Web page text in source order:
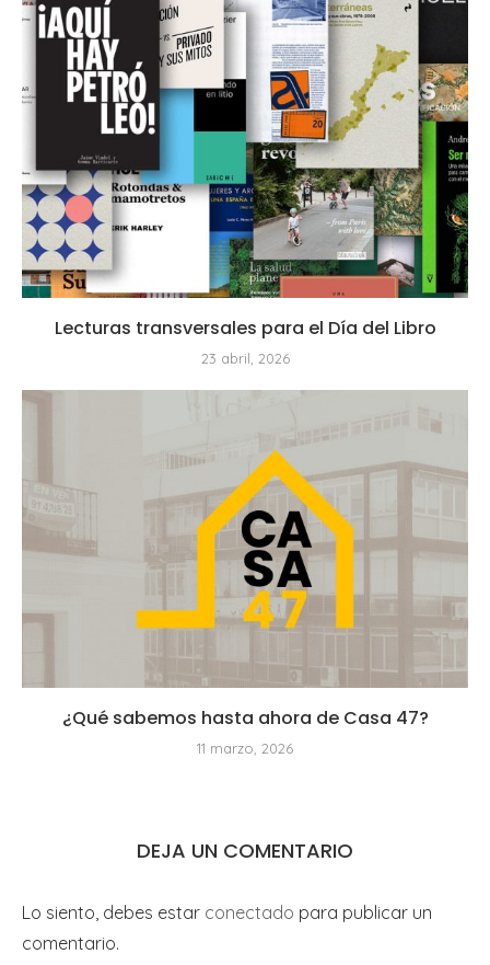
Lecturas transversales para el Día del Libro
23 abril, 2026
¿Qué sabemos hasta ahora de Casa 47?
11 marzo, 2026
DEJA UN COMENTARIO
Lo siento, debes estar conectado para publicar un
comentario.